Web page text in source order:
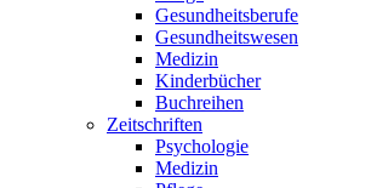
Gesundheitsberufe
Gesundheitswesen
Medizin
Kinderbücher
Buchreihen
Zeitschriften
Psychologie
Medizin